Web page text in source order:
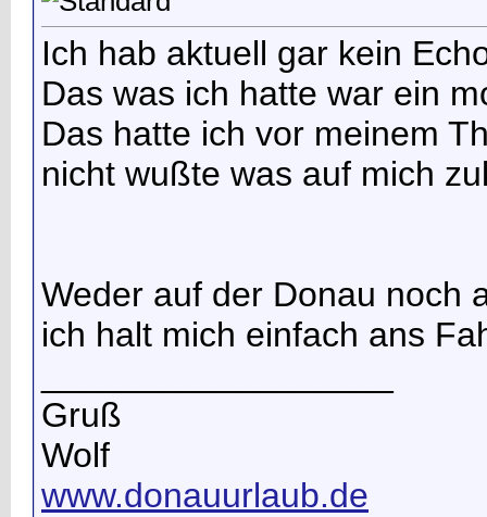
Ich hab aktuell gar kein
Das was ich hatte war ein
Das hatte ich vor meinem
nicht wußte was auf mich
Weder auf der Donau noch
ich halt mich einfach ans
Gruß
Wolf
www.donauurlaub.de